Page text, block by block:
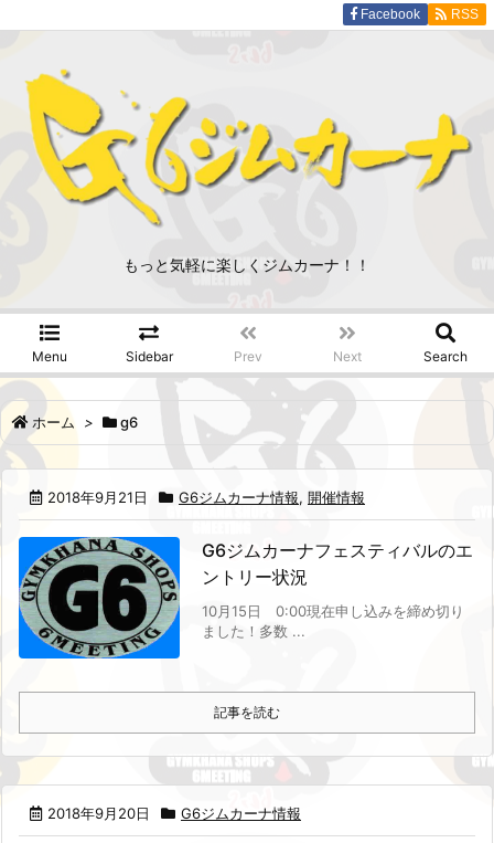
もっと気軽に楽しくジムカーナ！！
Menu Sidebar Prev Next Search
Facebook RSS
ホーム > g6
2018年9月21日 G6ジムカーナ情報, 開催情報
G6ジムカーナフェスティバルのエ
ントリー状況
10月15日 0:00現在申し込みを締め切り
ました！ 多数 ...
記事を読む
2018年9月20日 G6ジムカーナ情報